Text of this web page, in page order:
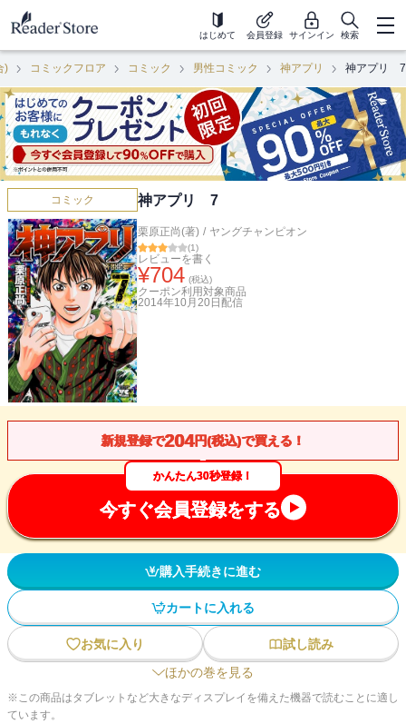
はじめて 会員登録 サインイン 検索
) コミックフロア コミック 男性コミック 神アプリ 神アプリ 7
コミック 神アプリ 7
栗原正尚(著) / ヤングチャンピオン
(1)
レビューを書く
¥704 (税込)
クーポン利用対象商品
2014年10月20日 配信
新規登録で204円(税込)で買える！
かんたん30秒登録！
今すぐ会員登録をする
購入手続きに進む
カートに入れる
お気に入り
試し読み
ほかの巻を見る
※この商品はタブレットなど大きなディスプレイを備えた機器で読むことに適し
ています。